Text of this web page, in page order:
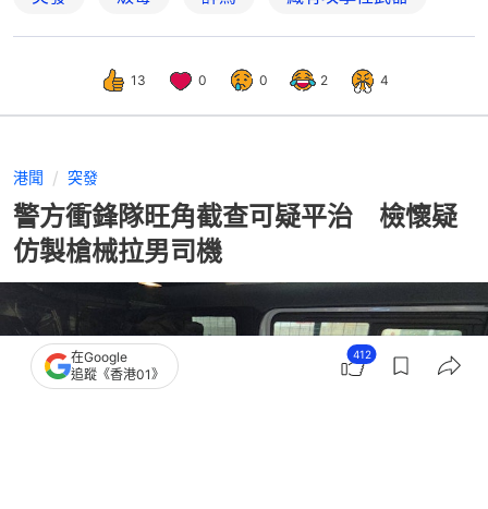
13 0 0 2 4
港聞 突發
警方衝鋒隊旺角截查可疑平治 檢懷疑
仿製槍械拉男司機
在Google
追蹤《香港01》
412